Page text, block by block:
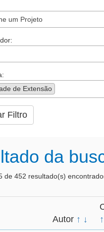
um Projeto
de Extensão
Filtro
da
de 452 resultado(s)
Autor ↑ ↓
↑